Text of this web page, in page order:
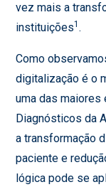
vez mais a
instituições1 .
Como
digitalização é o
uma das maiores
Diagnósticos da
a transformação
paciente e
lógica pode se